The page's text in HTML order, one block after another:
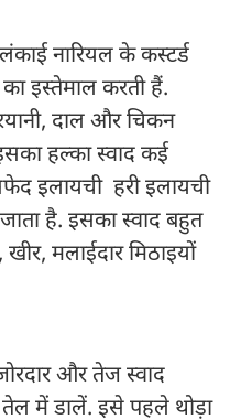
नारियल के कस्टर्ड
इस्तेमाल करती हैं.
दाल और चिकन
हल्का स्वाद कई
इलायची हरी इलायची
है. इसका स्वाद बहुत
मलाईदार मिठाइयों
और तेज स्वाद
तेल में डालें. इसे पहले थोड़ा